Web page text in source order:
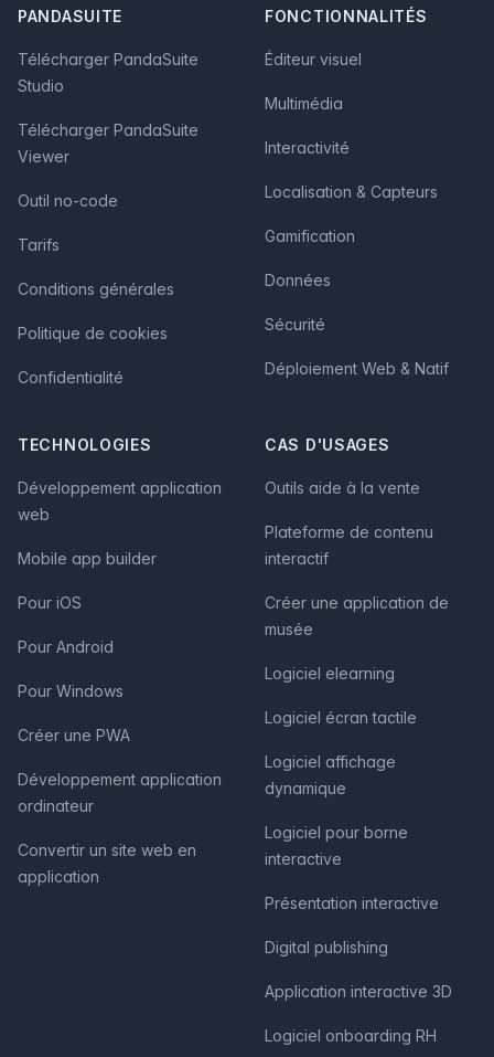
PANDASUITE
Télécharger PandaSuite
Studio
Télécharger PandaSuite
Viewer
Outil no-code
Tarifs
Conditions générales
Politique de cookies
Confidentialité
FONCTIONNALITÉS
Éditeur visuel
Multimédia
Interactivité
Localisation & Capteurs
Gamification
Données
Sécurité
Déploiement Web & Natif
TECHNOLOGIES
Développement application
web
Mobile app builder
Pour iOS
Pour Android
Pour Windows
Créer une PWA
Développement application
ordinateur
Convertir un site web en
application
CAS D'USAGES
Outils aide à la vente
Plateforme de contenu
interactif
Créer une application de
musée
Logiciel elearning
Logiciel écran tactile
Logiciel affichage
dynamique
Logiciel pour borne
interactive
Présentation interactive
Digital publishing
Application interactive 3D
Logiciel onboarding RH